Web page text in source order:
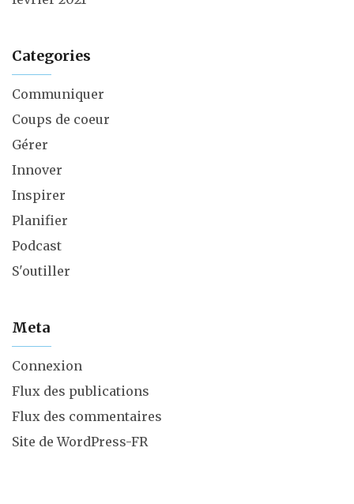
Categories
Communiquer
Coups de coeur
Gérer
Innover
Inspirer
Planifier
Podcast
S'outiller
Meta
Connexion
Flux des publications
Flux des commentaires
Site de WordPress-FR